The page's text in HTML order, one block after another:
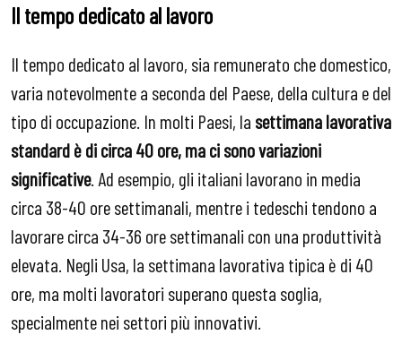
Il tempo dedicato al lavoro
Il tempo dedicato al lavoro, sia remunerato che domestico,
varia notevolmente a seconda del Paese, della cultura e del
tipo di occupazione. In molti Paesi, la settimana lavorativa
standard è di circa 40 ore, ma ci sono variazioni
significative. Ad esempio, gli italiani lavorano in media
circa 38-40 ore settimanali, mentre i tedeschi tendono a
lavorare circa 34-36 ore settimanali con una produttività
elevata. Negli Usa, la settimana lavorativa tipica è di 40
ore, ma molti lavoratori superano questa soglia,
specialmente nei settori più innovativi.